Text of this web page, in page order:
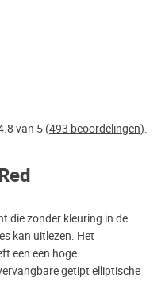
van 5 (493 beoordelingen).
die zonder kleuring in de
kan uitlezen. Het
een een hoge
getipt elliptische